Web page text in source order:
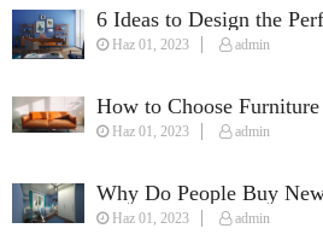
6 Ideas to Design the
Haz 01, 2023 admin
How to Choose
Haz 01, 2023 admin
Why Do People Buy
Used Furniture?
Haz 01, 2023 admin